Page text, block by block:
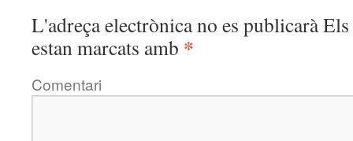
L'adreça electrònica no es publicaràEls
estan marcats amb *
Comentari